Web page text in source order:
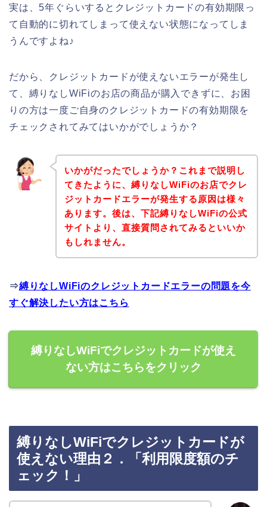
実は、5年ぐらいするとクレジットカードの有効期限っ
て自動的に切れてしまって使えない状態になってしま
うんですよね♪
だから、クレジットカードが使えないエラーが発生し
て、縛りなしWiFiのお店の商品が購入できずに、お困
りの方は一度ご自身のクレジットカードの有効期限を
チェックされてみてはいかがでしょうか？
いかがだったでしょうか？これまで説明し
てきたように、縛りなしWiFiのお店でクレ
ジットカードエラーが発生する原因は様々
あります。後は、下記縛りなしWiFiの公式
サイトより、直接質問されてみるといいか
もしれません。
⇒縛りなしWiFiのクレジットカードエラーの問題を今
すぐ解決したい方はこちら
縛りなしWiFiでクレジットカードが使え
ない方はこちらをクリック
縛りなしWiFiでクレジットカードが
使えない理由２．「利用限度額のチ
ェック！」